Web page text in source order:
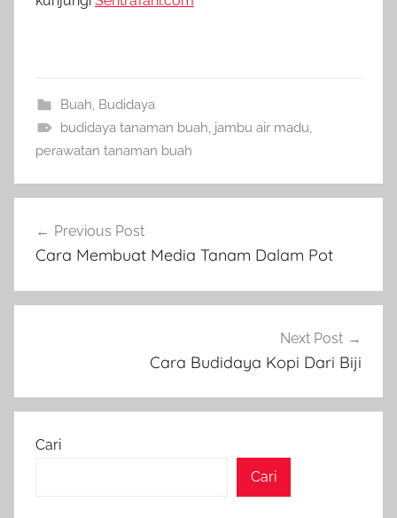
Buah, Budidaya
budidaya tanaman buah, jambu air madu,
perawatan tanaman buah
pos
Previous Post
Cara Membuat Media Tanam Dalam Pot
Next Post
Cara Budidaya Kopi Dari Biji
Cari
Cari